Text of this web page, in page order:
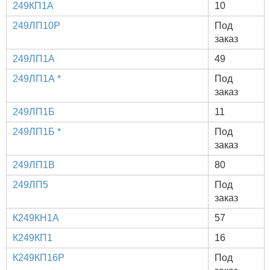
249КП1А
10
249ЛП10Р
Под
заказ
249ЛП1А
49
249ЛП1А *
Под
заказ
249ЛП1Б
11
249ЛП1Б *
Под
заказ
249ЛП1В
80
249ЛП5
Под
заказ
К249КН1А
57
К249КП1
16
К249КП16Р
Под